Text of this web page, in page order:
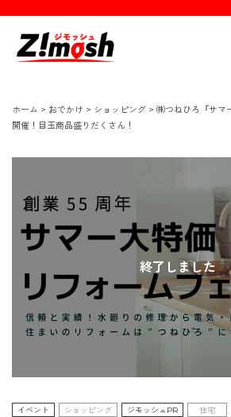
ホーム > おでかけ > ショッピング > ㈱つねひろ『サマ
開催！目玉商品盛りだくさん！
終了しました
イベント ショッピング ジモッシュPR 住宅